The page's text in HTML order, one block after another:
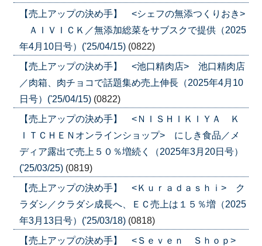
【売上アップの決め手】 <シェフの無添つくりおき>
ＡＩＶＩＣＫ／無添加総菜をサブスクで提供（2025
年4月10日号）('25/04/15) (0822)
【売上アップの決め手】 <池口精肉店> 池口精肉店
／肉箱、肉チョコで話題集め売上伸長（2025年4月10
日号）('25/04/15) (0822)
【売上アップの決め手】 <ＮＩＳＨＩＫＩＹＡ Ｋ
ＩＴＣＨＥＮオンラインショップ> にしき食品／メ
ディア露出で売上５０％増続く（2025年3月20日号）
('25/03/25) (0819)
【売上アップの決め手】 <Ｋｕｒａｄａｓｈｉ> ク
ラダシ／クラダシ成長へ、ＥＣ売上は１５％増（2025
年3月13日号）('25/03/18) (0818)
【売上アップの決め手】 <Ｓｅｖｅｎ Ｓｈｏｐ>